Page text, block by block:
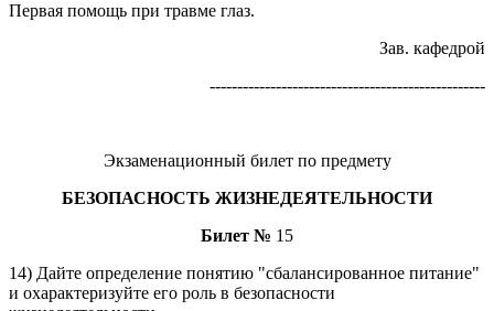
Первая помощь при травме глаз.
Зав. кафедрой
--------------------------------------------------
Экзаменационный билет по предмету
БЕЗОПАСНОСТЬ ЖИЗНЕДЕЯТЕЛЬНОСТИ
Билет № 15
14) Дайте определение понятию "сбалансированное питание"
и охарактеризуйте его роль в безопасности